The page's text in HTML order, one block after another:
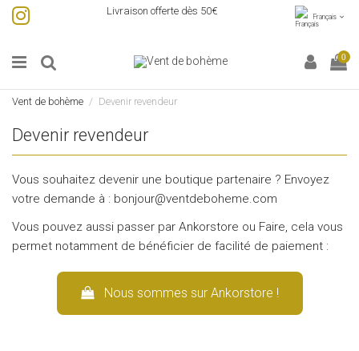
Livraison offerte dès 50€
Français
0
Vent de bohème Devenir revendeur
Devenir revendeur
Vous souhaitez devenir une boutique partenaire ? Envoyez
votre demande à : bonjour@ventdeboheme.com
Vous pouvez aussi passer par Ankorstore ou Faire, cela vous
permet notamment de bénéficier de facilité de paiement :
Nous sommes sur Ankorstore !